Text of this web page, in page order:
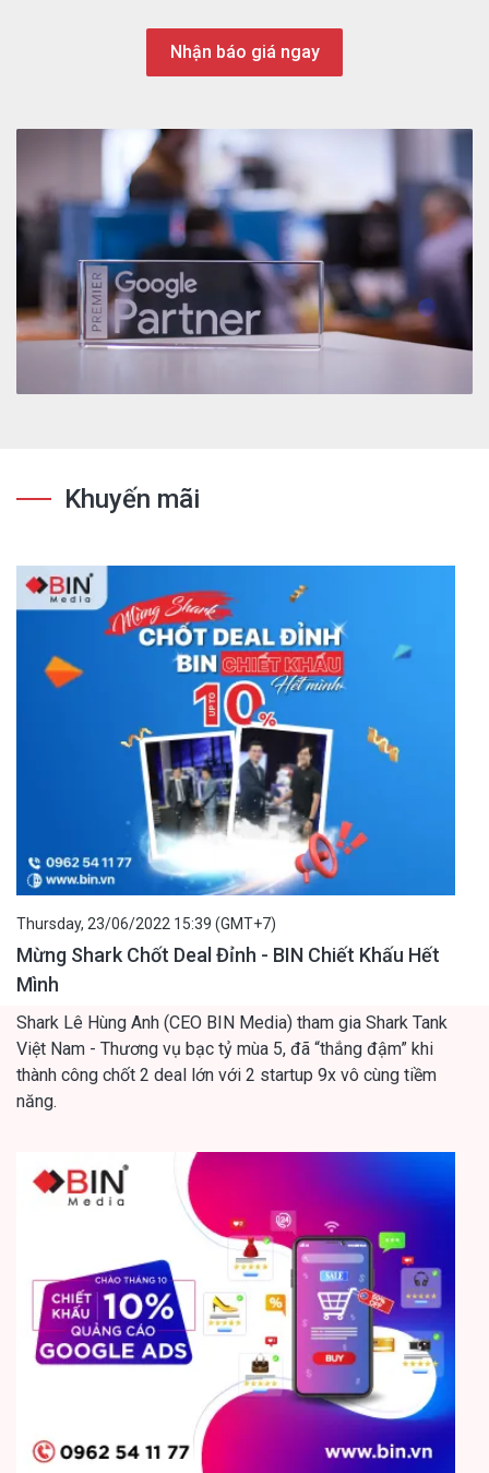
Nhận báo giá ngay
Khuyến mãi
Thursday, 23/06/2022 15:39 (GMT+7)
Mừng Shark Chốt Deal Đỉnh - BIN Chiết Khấu Hết
Mình
Shark Lê Hùng Anh (CEO BIN Media) tham gia Shark Tank
Việt Nam - Thương vụ bạc tỷ mùa 5, đã “thắng đậm” khi
thành công chốt 2 deal lớn với 2 startup 9x vô cùng tiềm
năng.